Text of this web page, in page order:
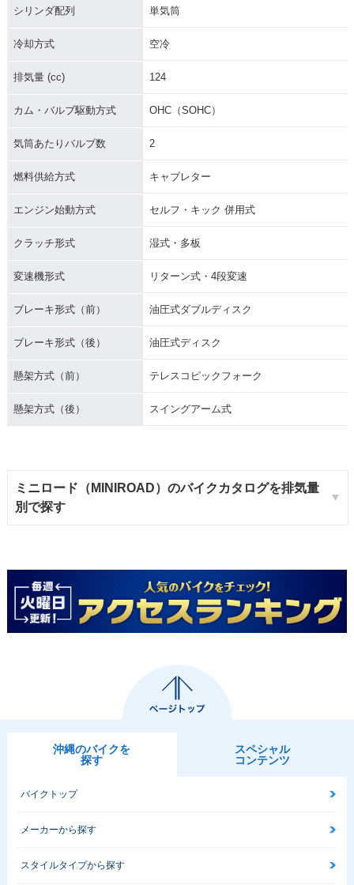
シリンダ配列 単気筒
冷却方式 空冷
排気量 (cc) 124
カム・バルブ駆動方式 OHC（SOHC）
気筒あたりバルブ数 2
燃料供給方式 キャブレター
エンジン始動方式 セルフ・キック 併用式
クラッチ形式 湿式・多板
変速機形式 リターン式・4段変速
ブレーキ形式（前） 油圧式ダブルディスク
ブレーキ形式（後） 油圧式ディスク
懸架方式（前） テレスコピックフォーク
懸架方式（後） スイングアーム式
ミニロード（MINIROAD）のバイクカタログを排気量
別で探す
沖縄のバイクを
探す
スペシャル
コンテンツ
バイクトップ
メーカーから探す
スタイルタイプから探す